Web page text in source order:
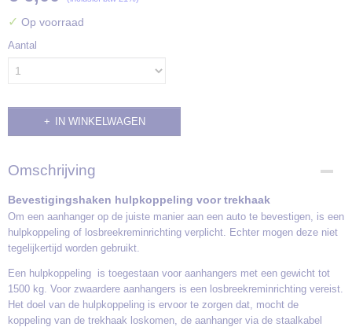
✓ Op voorraad
Aantal
IN WINKELWAGEN
Omschrijving
Bevestigingshaken hulpkoppeling voor trekhaak
Om een aanhanger op de juiste manier aan een auto te bevestigen, is een
hulpkoppeling of losbreekreminrichting verplicht. Echter mogen deze niet
tegelijkertijd worden gebruikt.
Een hulpkoppeling is toegestaan voor aanhangers met een gewicht tot
1500 kg. Voor zwaardere aanhangers is een losbreekreminrichting vereist.
Het doel van de hulpkoppeling is ervoor te zorgen dat, mocht de
koppeling van de trekhaak loskomen, de aanhanger via de staalkabel